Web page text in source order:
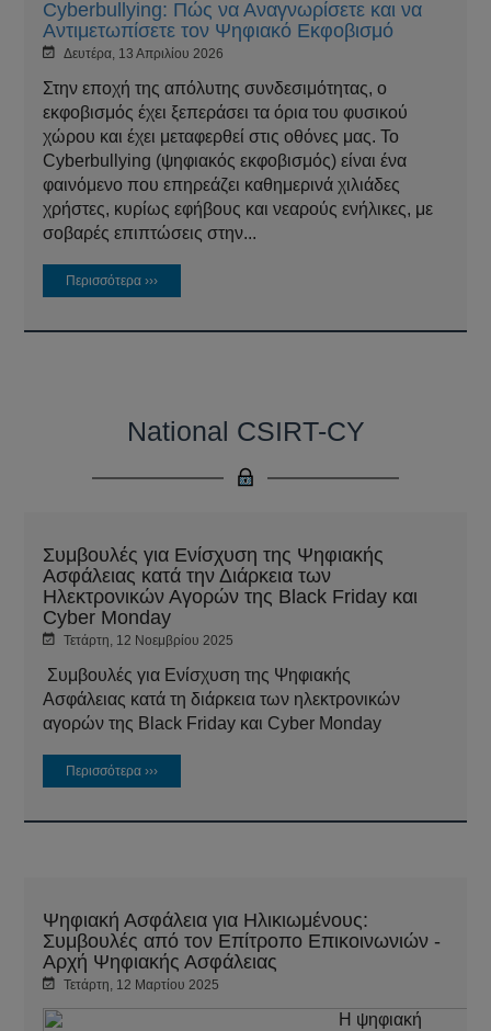
Cyberbullying: Πώς να Αναγνωρίσετε και να
Αντιμετωπίσετε τον Ψηφιακό Εκφοβισμό
Δευτέρα, 13 Απριλίου 2026
Στην εποχή της απόλυτης συνδεσιμότητας, ο
εκφοβισμός έχει ξεπεράσει τα όρια του φυσικού
χώρου και έχει μεταφερθεί στις οθόνες μας. Το
Cyberbullying (ψηφιακός εκφοβισμός) είναι ένα
φαινόμενο που επηρεάζει καθημερινά χιλιάδες
χρήστες, κυρίως εφήβους και νεαρούς ενήλικες, με
σοβαρές επιπτώσεις στην...
Περισσότερα ›››
National CSIRT-CY
Συμβουλές για Ενίσχυση της Ψηφιακής
Ασφάλειας κατά την Διάρκεια των
Ηλεκτρονικών Αγορών της Black Friday και
Cyber Monday
Τετάρτη, 12 Νοεμβρίου 2025
️ Συμβουλές για Ενίσχυση της Ψηφιακής
Ασφάλειας κατά τη διάρκεια των ηλεκτρονικών
αγορών της Black Friday και Cyber Monday
Περισσότερα ›››
Ψηφιακή Ασφάλεια για Ηλικιωμένους:
Συμβουλές από τον Επίτροπο Επικοινωνιών -
Αρχή Ψηφιακής Ασφάλειας
Τετάρτη, 12 Μαρτίου 2025
Η ψηφιακή